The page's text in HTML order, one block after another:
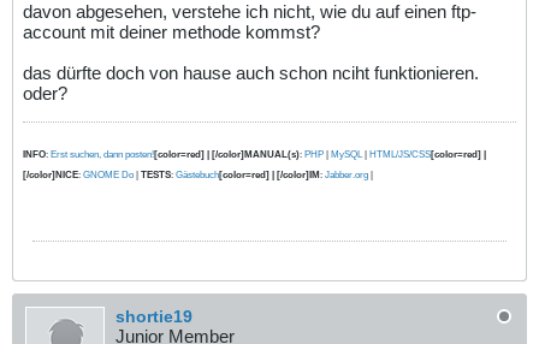
davon abgesehen, verstehe ich nicht, wie du auf einen ftp-
account mit deiner methode kommst?
das dürfte doch von hause auch schon nciht funktionieren.
oder?
INFO: Erst suchen, dann posten![color=red] | [/color]MANUAL(s): PHP MySQL| HTML/JS/CSS[color=red] |
[/color]NICE: GNOME Do TESTS: Gästebuch[color=red] | [/color]IM : Jabber.org
shortie19
Junior Member